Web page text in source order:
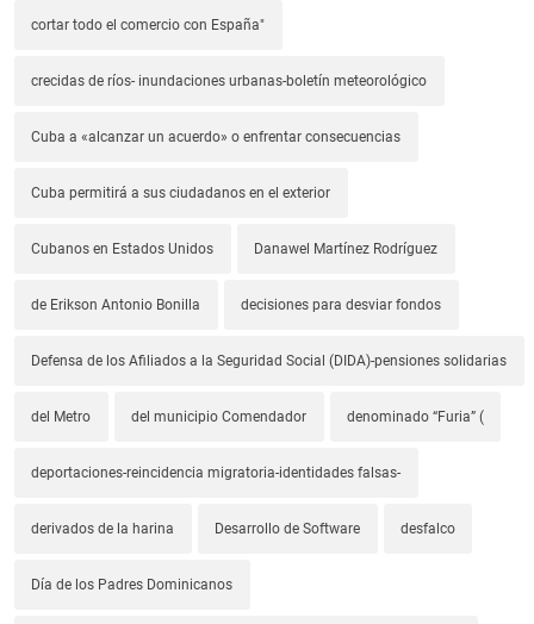
cortar todo el comercio con España"
crecidas de ríos- inundaciones urbanas-boletín meteorológico
Cuba a «alcanzar un acuerdo» o enfrentar consecuencias
Cuba permitirá a sus ciudadanos en el exterior
Cubanos en Estados Unidos Danawel Martínez Rodríguez
de Erikson Antonio Bonilla decisiones para desviar fondos
Defensa de los Afiliados a la Seguridad Social (DIDA)-pensiones solidarias
del Metro del municipio Comendador denominado “Furia” (
deportaciones-reincidencia migratoria-identidades falsas-
derivados de la harina Desarrollo de Software desfalco
Día de los Padres Dominicanos